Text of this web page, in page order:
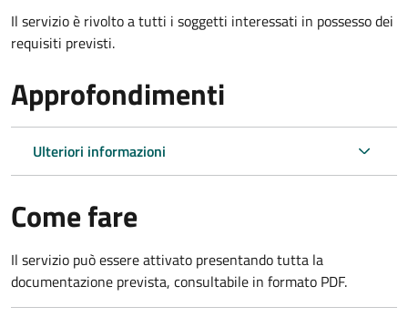
Il servizio è rivolto a tutti i soggetti interessati in possesso dei
requisiti previsti.
Approfondimenti
Ulteriori informazioni
Come fare
Il servizio può essere attivato presentando tutta la
documentazione prevista, consultabile in formato PDF.